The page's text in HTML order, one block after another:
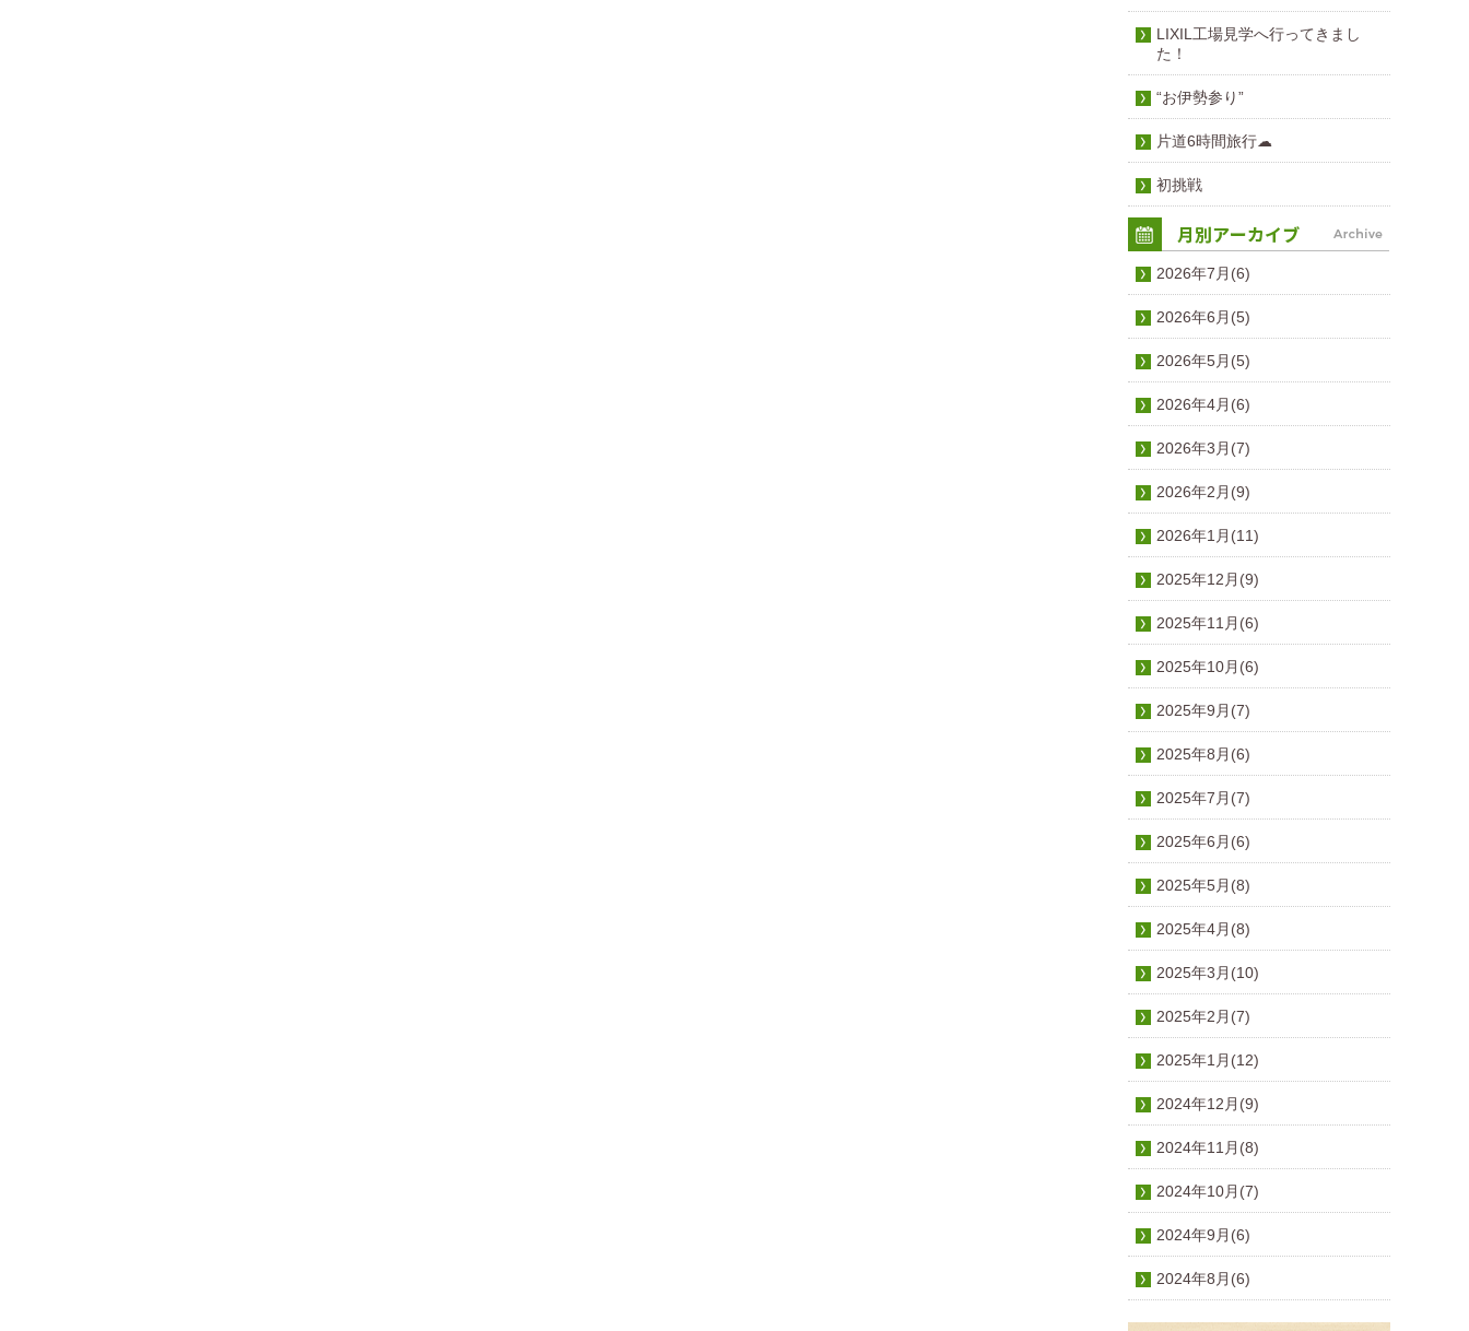
LIXIL工場見学へ行ってきまし
た！
“お伊勢参り”
片道6時間旅行☁
初挑戦
2026年7月(6)
2026年6月(5)
2026年5月(5)
2026年4月(6)
2026年3月(7)
2026年2月(9)
2026年1月(11)
2025年12月(9)
2025年11月(6)
2025年10月(6)
2025年9月(7)
2025年8月(6)
2025年7月(7)
2025年6月(6)
2025年5月(8)
2025年4月(8)
2025年3月(10)
2025年2月(7)
2025年1月(12)
2024年12月(9)
2024年11月(8)
2024年10月(7)
2024年9月(6)
2024年8月(6)